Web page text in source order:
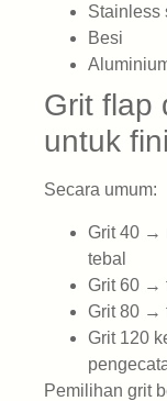
Stainless
Besi
Grit flap
untuk
Secara umum:
Grit 40 →
tebal
Grit 60 →
Grit 80 →
Grit 120
Pemilihan grit